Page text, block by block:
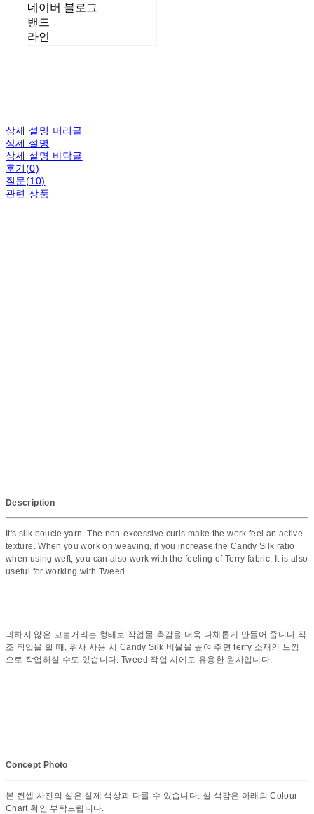
네이버 블로그
밴드
라인
상세 설명 머리글
상세 설명
상세 설명 바닥글
후기(0)
질문(10)
관련 상품
Description
It's silk boucle yarn. The non-excessive curls make the work feel an active
texture. When you work on weaving, if you increase the Candy Silk ratio
when using weft, you can also work with the feeling of Terry fabric. It is also
useful for working with Tweed.
과하지 않은 꼬불거리는 형태로 작업물 촉감을 더욱 다채롭게 만들어 줍니다.직
조 작업을 할 때, 위사 사용 시 Candy Silk 비율을 높여 주면 terry 소재의 느낌
으로 작업하실 수도 있습니다. Tweed 작업 시에도 유용한 원사입니다.
Concept Photo
본 컨셉 사진의 실은 실제 색상과 다를 수 있습니다. 실 색감은 아래의 Colour
Chart 확인 부탁드립니다.